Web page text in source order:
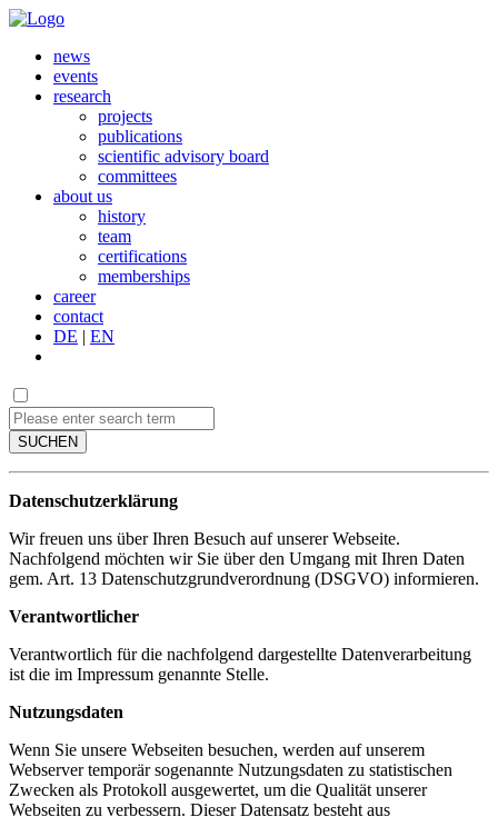
news
events
research
projects
publications
scientific advisory board
committees
about us
history
team
certifications
memberships
career
contact
DE | EN
SUCHEN
Datenschutzerklärung
Wir freuen uns über Ihren Besuch auf unserer Webseite.
Nachfolgend möchten wir Sie über den Umgang mit Ihren Daten
gem. Art. 13 Datenschutzgrundverordnung (DSGVO) informieren.
Verantwortlicher
Verantwortlich für die nachfolgend dargestellte Datenverarbeitung
ist die im Impressum genannte Stelle.
Nutzungsdaten
Wenn Sie unsere Webseiten besuchen, werden auf unserem
Webserver temporär sogenannte Nutzungsdaten zu statistischen
Zwecken als Protokoll ausgewertet, um die Qualität unserer
Webseiten zu verbessern. Dieser Datensatz besteht aus